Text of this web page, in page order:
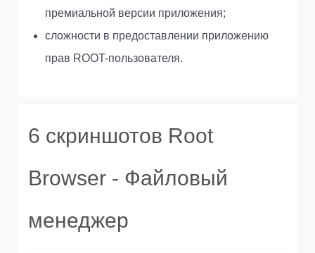
премиальной версии приложения;
сложности в предоставлении приложению
прав ROOT-пользователя.
6 скриншотов Root
Browser - Файловый
менеджер